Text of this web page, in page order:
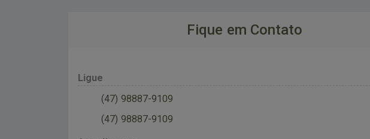
Fique em Contato
Ligue
(47) 98887-9109
(47) 98887-9109